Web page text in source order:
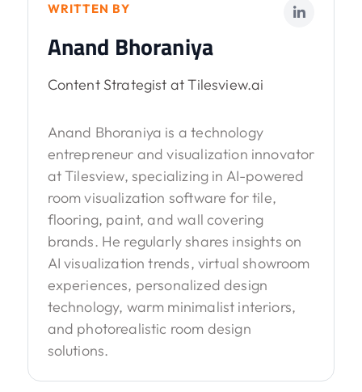
WRITTEN BY
Anand Bhoraniya
Content Strategist at Tilesview.ai
Anand Bhoraniya is a technology
entrepreneur and visualization innovator
at Tilesview, specializing in AI-powered
room visualization software for tile,
flooring, paint, and wall covering
brands. He regularly shares insights on
AI visualization trends, virtual showroom
experiences, personalized design
technology, warm minimalist interiors,
and photorealistic room design
solutions.